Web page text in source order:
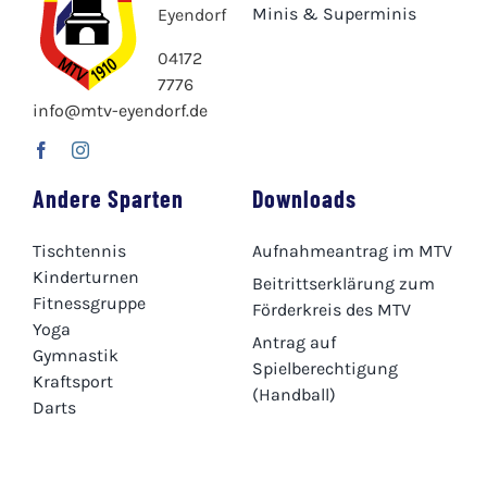
Eyendorf
04172
7776
info@mtv-eyendorf.de
Minis & Superminis
Andere Sparten
Tischtennis
Kinderturnen
Fitnessgruppe
Yoga
Gymnastik
Kraftsport
Darts
Downloads
Aufnahmeantrag im MTV
Beitrittserklärung zum
Förderkreis des MTV
Antrag auf
Spielberechtigung
(Handball)